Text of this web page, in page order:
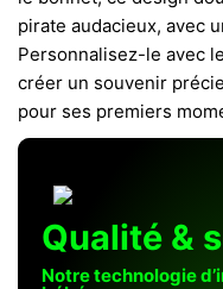
pirate audacieux, avec
Personnalisez-le avec
créer un souvenir
pour ses premiers
Qualité &
Notre technologie